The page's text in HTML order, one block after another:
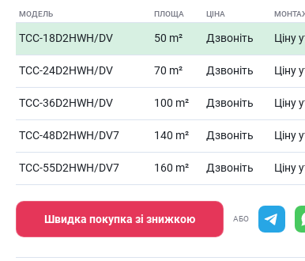
МОДЕЛЬ ПЛОЩА ЦІНА
TCC-18D2HWH/DV 50 m² Дзвоніть Ціну
TCC-24D2HWH/DV 70 m² Дзвоніть Ціну
TCC-36D2HWH/DV 100 m² Дзвоніть Ціну
TCC-48D2HWH/DV7 140 m² Дзвоніть Ціну
TCC-55D2HWH/DV7 160 m² Дзвоніть Ціну
Швидка покупка зі знижкою АБО